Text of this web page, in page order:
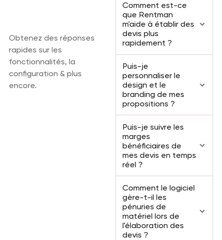
Obtenez des réponses
rapides sur les
fonctionnalités, la
configuration & plus
encore.
Comment est-ce
que Rentman
m'aide à établir des
devis plus
rapidement ?
Puis-je
personnaliser le
design et le
branding de mes
propositions ?
Puis-je suivre les
marges
bénéficiaires de
mes devis en temps
réel ?
Comment le logiciel
gère-t-il les
pénuries de
matériel lors de
l'élaboration des
devis ?